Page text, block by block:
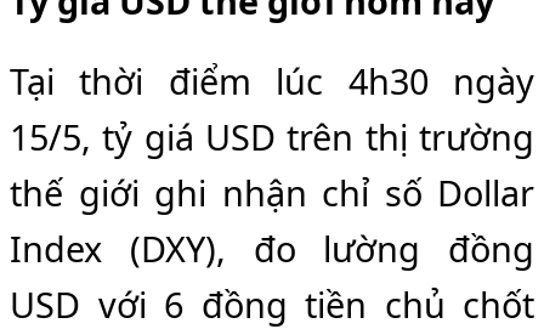
Tại thời điểm lúc 4h30 ngày
15/5, tỷ giá USD trên thị trường
thế giới ghi nhận chỉ số Dollar
Index (DXY), đo lường đồng
USD với 6 đồng tiền chủ chốt